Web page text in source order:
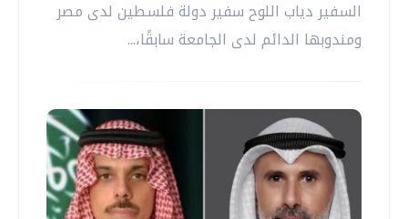
السفير دياب اللوح سفير دولة فلسطين لدى مصر
ومندوبها الدائم لدى الجامعة سابقًا،...